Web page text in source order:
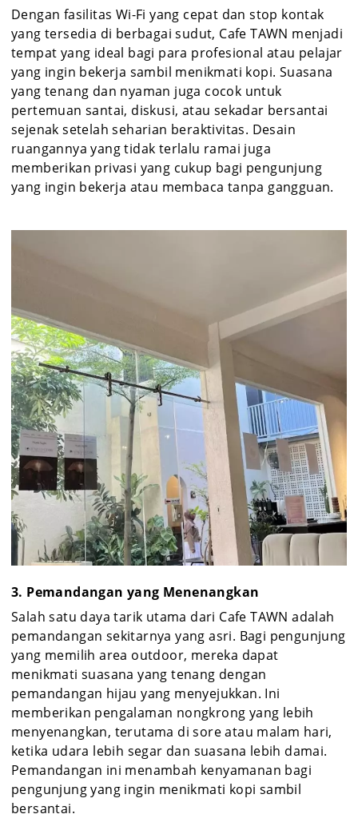
Dengan fasilitas Wi-Fi yang cepat dan stop kontak
yang tersedia di berbagai sudut, Cafe TAWN menjadi
tempat yang ideal bagi para profesional atau pelajar
yang ingin bekerja sambil menikmati kopi. Suasana
yang tenang dan nyaman juga cocok untuk
pertemuan santai, diskusi, atau sekadar bersantai
sejenak setelah seharian beraktivitas. Desain
ruangannya yang tidak terlalu ramai juga
memberikan privasi yang cukup bagi pengunjung
yang ingin bekerja atau membaca tanpa gangguan.
3. Pemandangan yang Menenangkan
Salah satu daya tarik utama dari Cafe TAWN adalah
pemandangan sekitarnya yang asri. Bagi pengunjung
yang memilih area outdoor, mereka dapat
menikmati suasana yang tenang dengan
pemandangan hijau yang menyejukkan. Ini
memberikan pengalaman nongkrong yang lebih
menyenangkan, terutama di sore atau malam hari,
ketika udara lebih segar dan suasana lebih damai.
Pemandangan ini menambah kenyamanan bagi
pengunjung yang ingin menikmati kopi sambil
bersantai.